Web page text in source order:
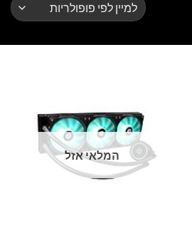
המלאי אזל